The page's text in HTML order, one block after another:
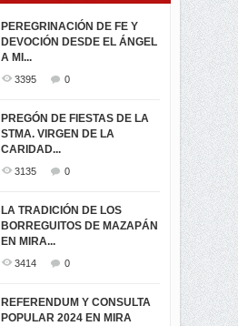
PEREGRINACIÓN DE FE Y
DEVOCIÓN DESDE EL ÁNGEL
A MI...
3395 0
PREGÓN DE FIESTAS DE LA
STMA. VIRGEN DE LA
CARIDAD...
3135 0
LA TRADICIÓN DE LOS
BORREGUITOS DE MAZAPÁN
EN MIRA...
3414 0
REFERENDUM Y CONSULTA
POPULAR 2024 EN MIRA
PROCESIÓN DE LA VIRGEN
DE LA CARIDAD 2024
3062
-ENCENDIDO DEL ARBOL DE
...
MIRA
3441
TRIUNFO DE...
SEGUNDA VUELTA
ELECCIONES
PRESIDENCIALES 2023 EN
M...
ELECCION CRUCIAL:
SEGUNDA VUELTA
PRESIDENCIAL EL 1...
VIRTUALES ASAMBLEISTAS
POR LA PROVINCIA DEL
CARCHI...
MIRA.EC FUE